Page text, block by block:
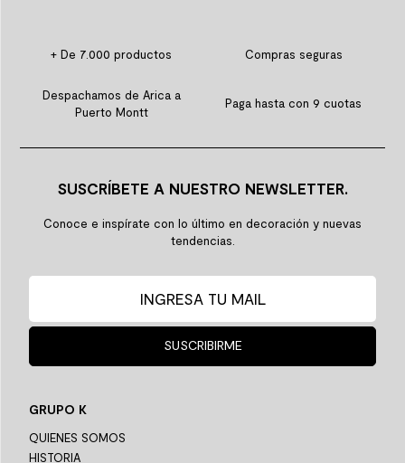
+ De 7.000 productos Compras seguras
Despachamos de Arica a
Puerto Montt
Paga hasta con 9 cuotas
SUSCRÍBETE A NUESTRO NEWSLETTER.
Conoce e inspírate con lo último en decoración y nuevas
tendencias.
SUSCRIBIRME
GRUPO K
QUIENES SOMOS
HISTORIA